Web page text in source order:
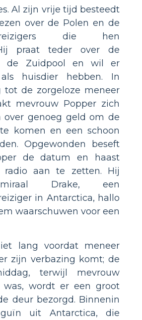
Al zijn vrije tijd besteedt
over de Polen en de
die hen
praat teder over de
de Zuidpool en wil er
huisdier hebben. In
tot de zorgeloze meneer
mevrouw Popper zich
over genoeg geld om de
komen en een schoon
Opgewonden beseft
de datum en haast
aan te zetten. Hij
Drake, een
in Antarctica, hallo
waarschuwen voor een
lang voordat meneer
zijn verbazing komt; de
terwijl mevrouw
was, wordt er een groot
deur bezorgd. Binnenin
uit Antarctica, die